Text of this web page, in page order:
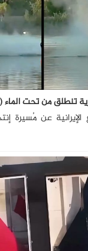
تنطلق من تحت الماء
عن مُسيرة